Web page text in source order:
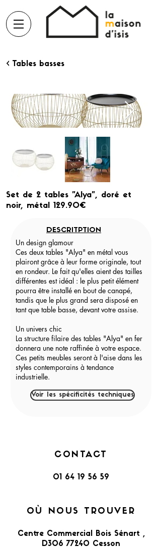
< Tables basses
Set de 2 tables "Alya", doré et
noir, métal 129.90€
DESCRITPTION
Un design glamour
Ces deux tables "Alya" en métal vous
plairont grâce à leur forme originale, tout
en rondeur. Le fait qu'elles aient des tailles
différentes est idéal : le plus petit élément
pourra être installé en bout de canapé,
tandis que le plus grand sera disposé en
tant que table basse, devant votre assise.
Un univers chic
La structure filaire des tables "Alya" en fer
donnera une note raffinée à votre espace.
Ces petits meubles seront à l'aise dans les
styles contemporains à tendance
industrielle.
Voir les spécificités techniques
CONTACT
01 64 19 56 59
OÙ NOUS TROUVER
Centre Commercial Bois Sénart ,
D306 77240 Cesson​